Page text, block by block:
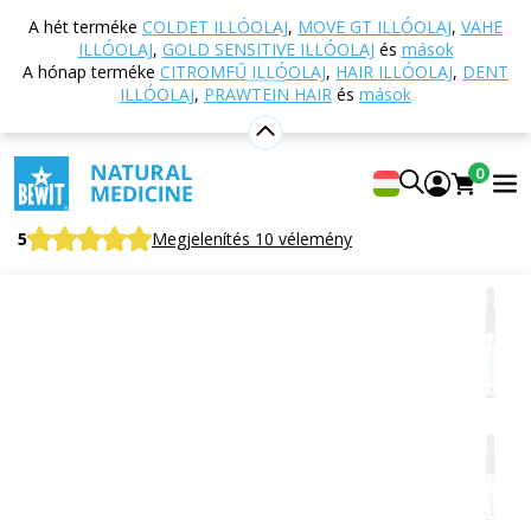
A hét terméke COLDET ILLÓOLAJ, MOVE GT ILLÓOLAJ, VAHE
ILLÓOLAJ, GOLD SENSITIVE ILLÓOLAJ és mások
A hónap terméke CITROMFŰ ILLÓOLAJ, HAIR ILLÓOLAJ, DENT
ILLÓOLAJ, PRAWTEIN HAIR és mások
0
Vissza a főoldalra Webáruház
Aromaterápia
Esszenciális olajok
Esszenciális olaj keverékek
Gold Beauty illóolaj
Gold Beauty illóolaj
100% tiszta és természetes CTEO® illóolaj keverék
5 Megjelenítés 10 vélemény